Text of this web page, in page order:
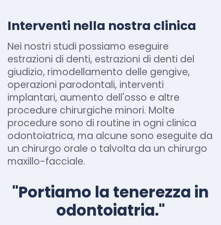
Interventi nella nostra clinica
Nei nostri studi possiamo eseguire
estrazioni di denti, estrazioni di denti del
giudizio, rimodellamento delle gengive,
operazioni parodontali, interventi
implantari, aumento dell'osso e altre
procedure chirurgiche minori. Molte
procedure sono di routine in ogni clinica
odontoiatrica, ma alcune sono eseguite da
un chirurgo orale o talvolta da un chirurgo
maxillo-facciale.
"Portiamo la tenerezza in
odontoiatria."